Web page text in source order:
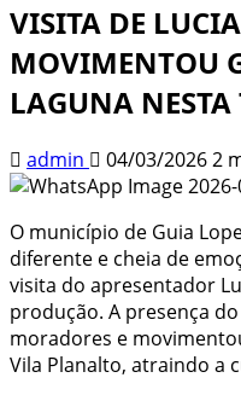
VISITA DE
MOVIMENTOU
LAGUNA NESTA
admin 04/03/20262
O município de Guia
diferente e cheia de
visita do apresentador
produção. A presença
moradores e
Vila Planalto, atraindo a